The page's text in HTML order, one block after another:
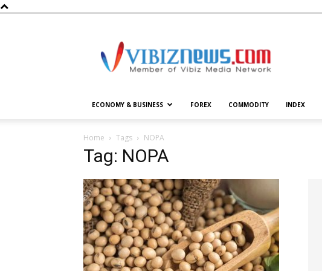
ECONOMY & BUSINESS FOREX COMMODITY INDEX
Home Tags NOPA
Tag: NOPA